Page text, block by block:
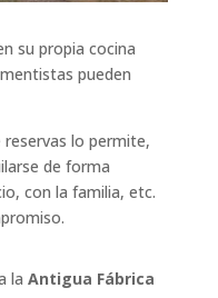
su propia cocina
pueden
reservas lo permite,
de forma
con la familia, etc.
la Antigua Fábrica